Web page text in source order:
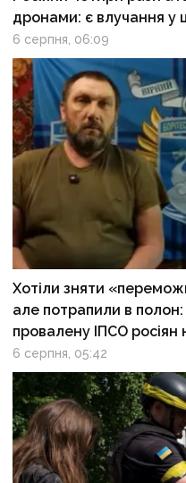
дронами: є влучання у
6 серпня, 06:09
Хотіли зняти
але потрапили в полон:
провалену ІПСО росіян
6 серпня, 05:42